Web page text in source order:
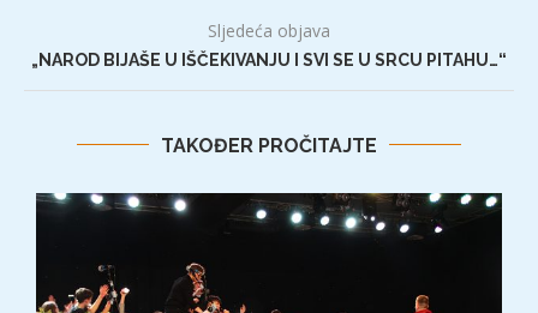
Sljedeća objava
„NAROD BIJAŠE U IŠČEKIVANJU I SVI SE U SRCU PITAHU…“
TAKOĐER PROČITAJTE